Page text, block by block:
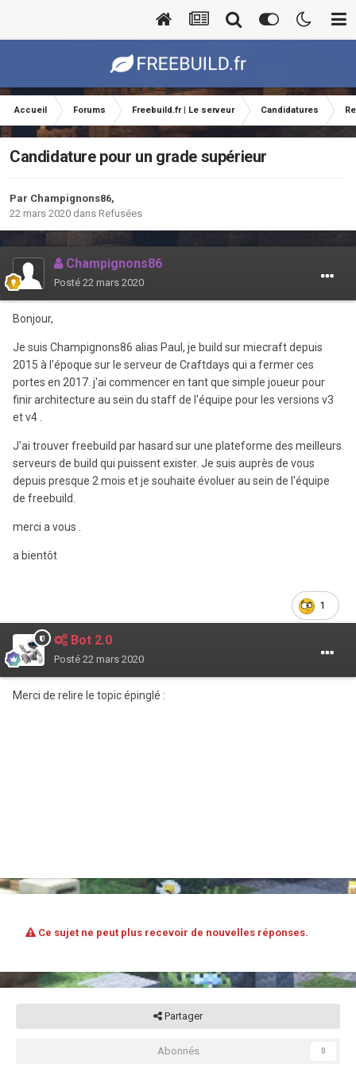
Accueil Forums Freebuild.fr | Le serveur Candidatures
Candidature pour un grade supérieur
Par Champignons86,
22 mars 2020 dans Refusées
Champignons86
Posté 22 mars 2020
Bonjour,
Je suis Champignons86 alias Paul, je build sur miecraft depuis
2015 à l'époque sur le serveur de Craftdays qui a fermer ces
portes en 2017. j'ai commencer en tant que simple joueur pour
finir architecture au sein du staff de l'équipe pour les versions v3
et v4 .
J'ai trouver freebuild par hasard sur une plateforme des meilleurs
serveurs de build qui puissent exister. Je suis auprès de vous
depuis presque 2 mois et je souhaite évoluer au sein de l'équipe
de freebuild.
merci a vous .
a bientôt
1
Bot 2.0
Posté 22 mars 2020
Merci de relire le topic épinglé :
Ce sujet ne peut plus recevoir de nouvelles réponses.
Partager
Abonnés 0